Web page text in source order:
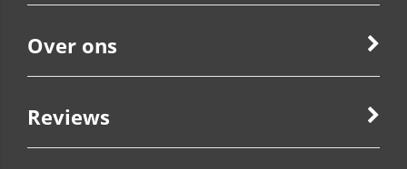
Over ons
Reviews